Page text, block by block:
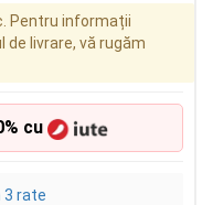
Pentru informații
livrare, vă rugăm
cu
3 rate